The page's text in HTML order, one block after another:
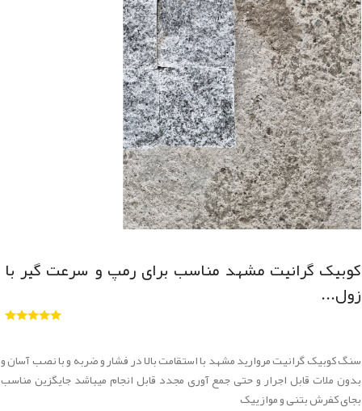
کوبیک گرانیت مشهد مناسب برای رمپ و سرعت گیر با
زول...
سنگ کوبیک گرانیت مروارید مشهد با استقامت بالا در فشار و ضربه و با نصب آسان و
بدون ملات قابل اجرار و حتی جمع آوری مجدد قابل انجام میباشد جایگزین مناسب
بجای کفرش بتنی و موازییک